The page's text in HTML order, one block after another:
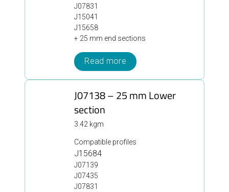
J07831
J15041
J15658
+ 25 mm end sections
Read more
J07138 – 25 mm Lower
section
3.42 kgm
Compatible profiles
J15684
J07139
J07435
J07831